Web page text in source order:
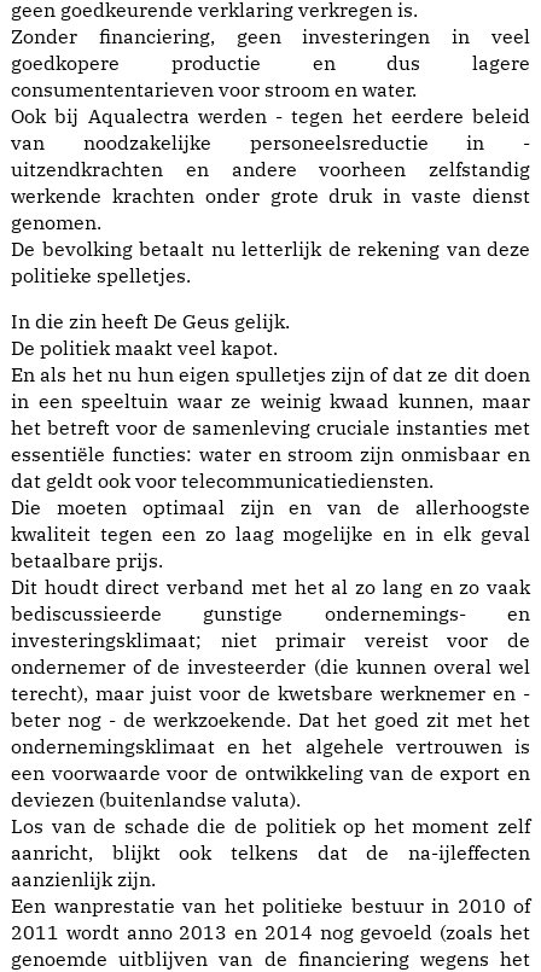
geen goedkeurende verklaring verkregen is.
Zonder financiering, geen investeringen in veel
goedkopere productie en dus lagere
consumententarieven voor stroom en water.
Ook bij Aqualectra werden - tegen het eerdere beleid
van noodzakelijke personeelsreductie in -
uitzendkrachten en andere voorheen zelfstandig
werkende krachten onder grote druk in vaste dienst
genomen.
De bevolking betaalt nu letterlijk de rekening van deze
politieke spelletjes.
In die zin heeft De Geus gelijk.
De politiek maakt veel kapot.
En als het nu hun eigen spulletjes zijn of dat ze dit doen
in een speeltuin waar ze weinig kwaad kunnen, maar
het betreft voor de samenleving cruciale instanties met
essentiële functies: water en stroom zijn onmisbaar en
dat geldt ook voor telecommunicatiediensten.
Die moeten optimaal zijn en van de allerhoogste
kwaliteit tegen een zo laag mogelijke en in elk geval
betaalbare prijs.
Dit houdt direct verband met het al zo lang en zo vaak
bediscussieerde gunstige ondernemings- en
investeringsklimaat; niet primair vereist voor de
ondernemer of de investeerder (die kunnen overal wel
terecht), maar juist voor de kwetsbare werknemer en -
beter nog - de werkzoekende. Dat het goed zit met het
ondernemingsklimaat en het algehele vertrouwen is
een voorwaarde voor de ontwikkeling van de export en
deviezen (buitenlandse valuta).
Los van de schade die de politiek op het moment zelf
aanricht, blijkt ook telkens dat de na-ijleffecten
aanzienlijk zijn.
Een wanprestatie van het politieke bestuur in 2010 of
2011 wordt anno 2013 en 2014 nog gevoeld (zoals het
genoemde uitblijven van de financiering wegens het